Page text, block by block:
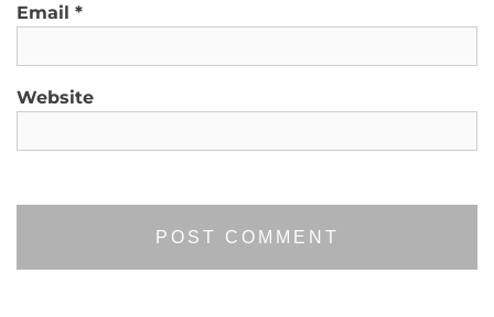
Email *
Website